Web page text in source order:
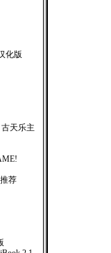
化版
天乐主
荐